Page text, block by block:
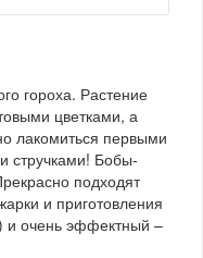
гороха. Растение
цветками, а
лакомиться первыми
стручками! Бобы-
подходят
и приготовления
и очень эффектный –